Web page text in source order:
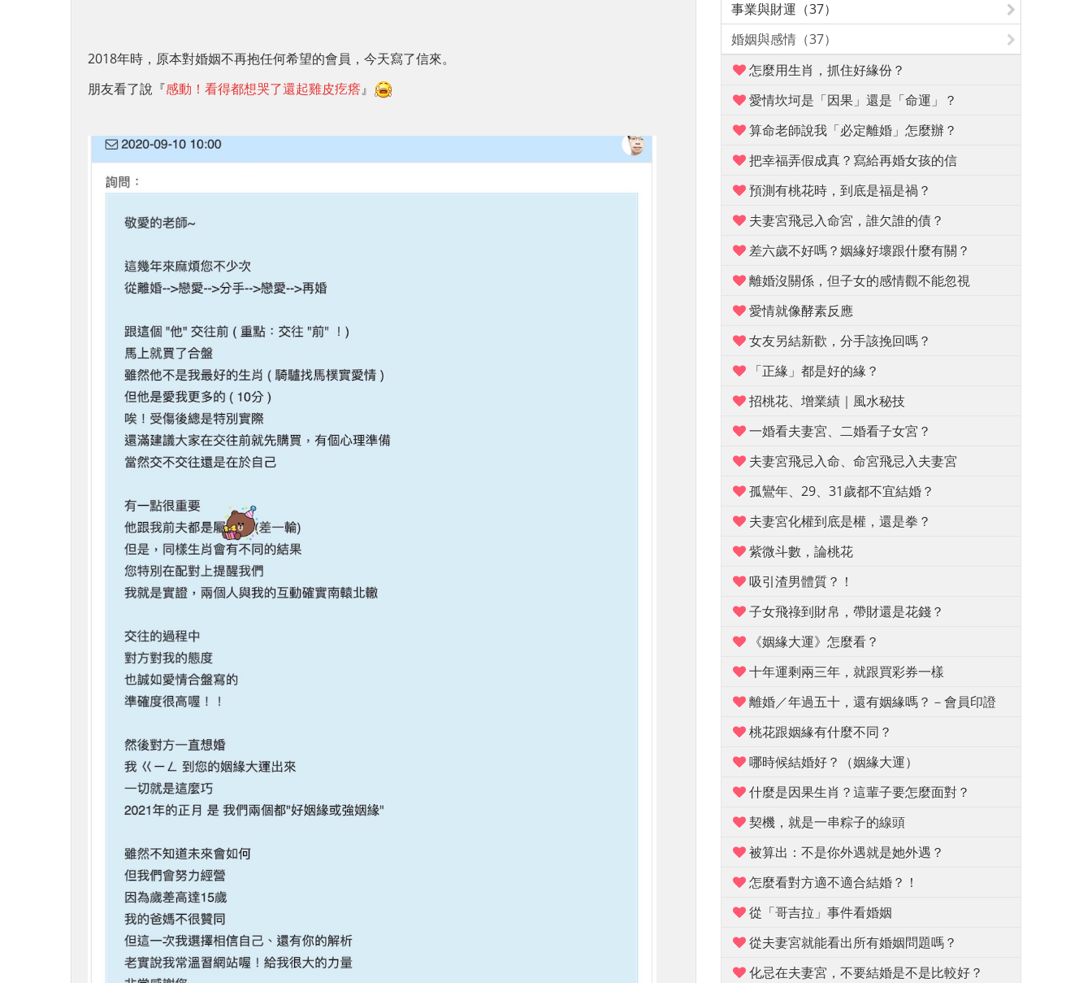
2018年時，原本對婚姻不再抱任何希望的會員，今天寫了信來。
朋友看了說『感動！看得都想哭了還起雞皮疙瘩』
事業與財運（37）
婚姻與感情（37）
怎麼用生肖，抓住好緣份？
愛情坎坷是「因果」還是「命運」？
算命老師說我「必定離婚」怎麼辦？
把幸福弄假成真？寫給再婚女孩的信
預測有桃花時，到底是福是禍？
夫妻宮飛忌入命宮，誰欠誰的債？
差六歲不好嗎？姻緣好壞跟什麼有關？
離婚沒關係，但子女的感情觀不能忽視
愛情就像酵素反應
女友另結新歡，分手該挽回嗎？
「正緣」都是好的緣？
招桃花、增業績｜風水秘技
一婚看夫妻宮、二婚看子女宮？
夫妻宮飛忌入命、命宮飛忌入夫妻宮
孤鸞年、29、31歲都不宜結婚？
夫妻宮化權到底是權，還是拳？
紫微斗數，論桃花
吸引渣男體質？！
子女飛祿到財帛，帶財還是花錢？
《姻緣大運》怎麼看？
十年運剩兩三年，就跟買彩券一樣
離婚／年過五十，還有姻緣嗎？－會員印證
桃花跟姻緣有什麼不同？
哪時候結婚好？（姻緣大運）
什麼是因果生肖？這輩子要怎麼面對？
契機，就是一串粽子的線頭
被算出：不是你外遇就是她外遇？
怎麼看對方適不適合結婚？！
從「哥吉拉」事件看婚姻
從夫妻宮就能看出所有婚姻問題嗎？
化忌在夫妻宮，不要結婚是不是比較好？